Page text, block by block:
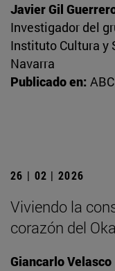
Javier Gil
Investigador del
Instituto Cultura y
Navarra
Publicado en: ABC
26 | 02 | 2026
Viviendo la
corazón del
Giancarlo Velasco